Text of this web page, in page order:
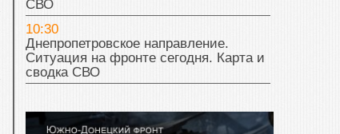
СВО
10:30
Днепропетровское направление.
Ситуация на фронте сегодня. Карта и
сводка СВО